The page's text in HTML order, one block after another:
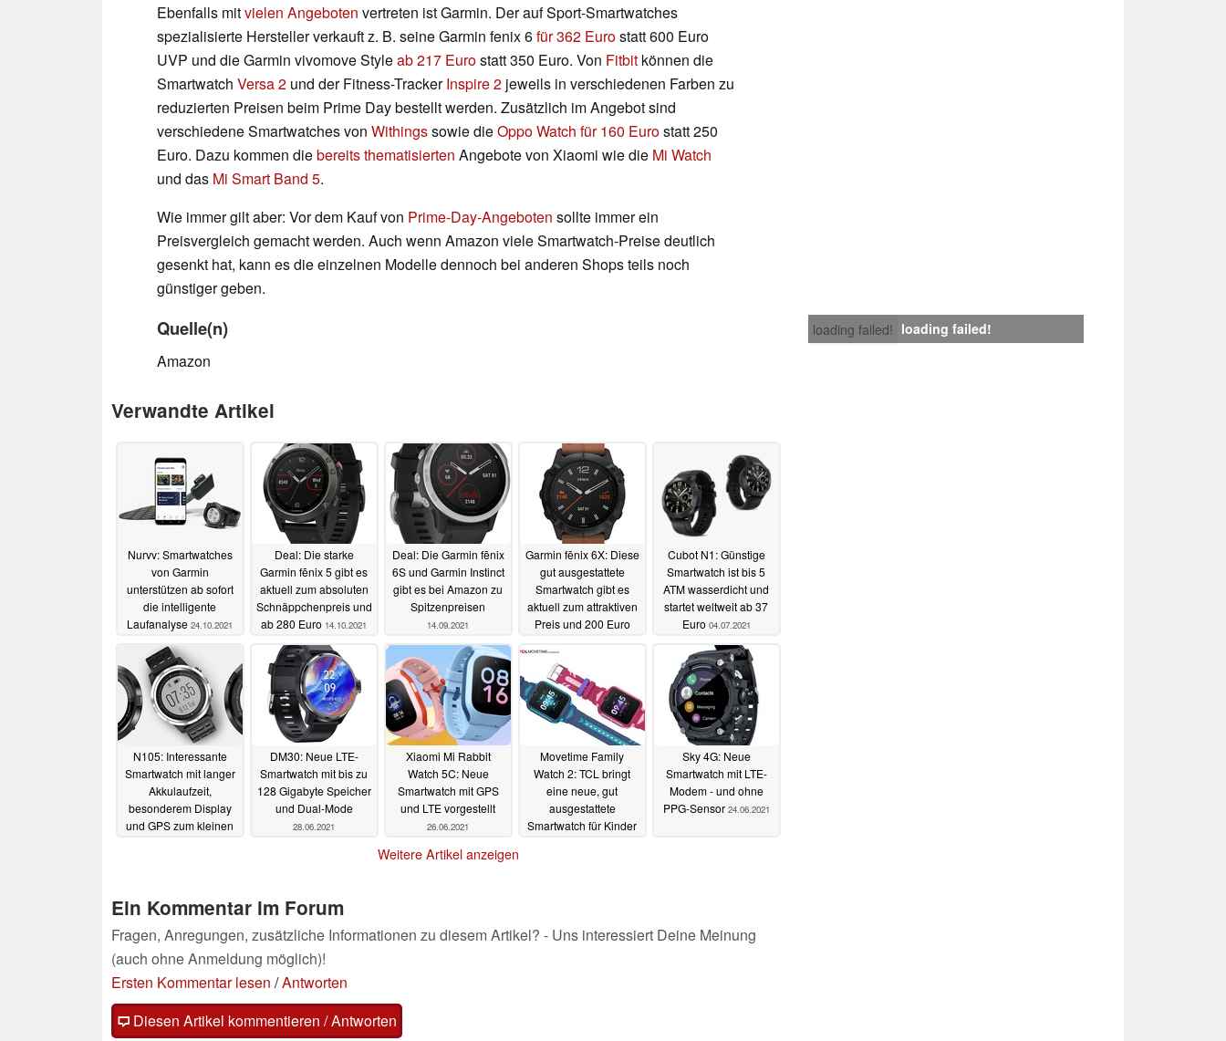
Ebenfalls mitvielen Angeboten vertreten ist Garmin. Der auf Sport-Smartwatches
spezialisierte Hersteller verkauft z. B. seine Garmin fenix 6für 362 Eurostatt 600 Euro
UVP und die Garmin vivomove Styleab 217 Eurostatt 350 Euro. Von Fitbit können die
Smartwatch Versa 2 und der Fitness-TrackerInspire 2 jeweils in verschiedenen Farben zu
reduzierten Preisen beim Prime Day bestellt werden. Zusätzlich im Angebot sind
verschiedene Smartwatches von Withingssowie dieOppo Watch für 160 Eurostatt 250
Euro. Dazu kommen diebereits thematisierten Angebote von Xiaomi wie die Mi Watch
und das Mi Smart Band 5.
Wie immer gilt aber: Vor dem Kauf von Prime-Day-Angeboten sollte immer ein
Preisvergleich gemacht werden. Auch wenn Amazon viele Smartwatch-Preise deutlich
gesenkt hat, kann es die einzelnen Modelle dennoch bei anderen Shops teils noch
günstiger geben.
loading failed! loading failed!
Quelle(n)
Amazon
Verwandte Artikel
Nurvv: Smartwatches
von Garmin
unterstützen ab sofort
die intelligente
Laufanalyse 24.10.2021
Deal: Die starke
Garmin fēnix 5 gibt es
aktuell zum absoluten
Schnäppchenpreis und
ab 280 Euro 14.10.2021
Deal: Die Garmin fēnix
6S und Garmin Instinct
gibt es bei Amazon zu
Spitzenpreisen
14.09.2021
Garmin fēnix 6X: Diese
gut ausgestattete
Smartwatch gibt es
aktuell zum attraktiven
Preis und 200 Euro
Cubot N1: Günstige
Smartwatch ist bis 5
ATM wasserdicht und
startet weltweit ab 37
Euro 04.07.2021
N105: Interessante
Smartwatch mit langer
Akkulaufzeit,
besonderem Display
und GPS zum kleinen
DM30: Neue LTE-
Smartwatch mit bis zu
128 Gigabyte Speicher
und Dual-Mode
28.06.2021
Xiaomi Mi Rabbit
Watch 5C: Neue
Smartwatch mit GPS
und LTE vorgestellt
26.06.2021
Movetime Family
Watch 2: TCL bringt
eine neue, gut
ausgestattete
Smartwatch für Kinder
Sky 4G: Neue
Smartwatch mit LTE-
Modem - und ohne
PPG-Sensor 24.06.2021
Weitere Artikel anzeigen
Ein Kommentar im Forum
Fragen, Anregungen, zusätzliche Informationen zu diesem Artikel? - Uns interessiert Deine Meinung
(auch ohne Anmeldung möglich)!
Ersten Kommentar lesen /Antworten
Diesen Artikel kommentieren / Antworten